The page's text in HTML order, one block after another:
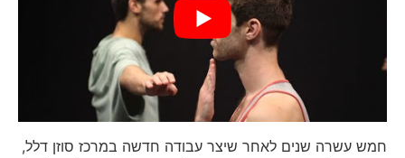
חמש עשרה שנים לאחר שיצר עבודה חדשה במרכז סוזן דלל,